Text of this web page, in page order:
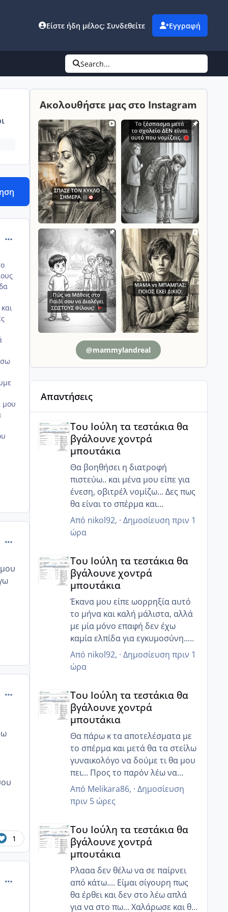
Είστε ήδη μέλος; Συνδεθείτε Εγγραφή
Search...
comment_997795
μου
comment_997870
comment_997873
1
comment_997897
Ακολουθήστε μας στο Instagram
@mammylandreal
Απαντήσεις
Του Ιούλη τα τεστάκια θα
βγάλουνε χοντρά
μπουτάκια
Θα βοηθήσει η διατροφή
πιστεύω.. και μένα μου είπε για
ένεση, οβιτρέλ νομίζω... Δες πως
θα είναι το σπέρμα και
ενημέρωσε! Ελπίζω να έχεις καλά
αποτελέσματα 💘
Από nikol92, · Δημοσίευση πριν 1
ώρα
Του Ιούλη τα τεστάκια θα
βγάλουνε χοντρά
μπουτάκια
Έκανα μου είπε ωορρηξία αυτό
το μήνα και καλή μάλιστα, αλλά
με μία μόνο επαφή δεν έχω
καμία ελπίδα για εγκυμοσύνη..
τουλάχιστον τώρα ο άντρας μου
κατάλαβε ότι πρέπει να πάμε πιο
στοχευμένα, αλλιώς ζορίζουν τα
Από nikol92, · Δημοσίευση πριν 1
ώρα
Του Ιούλη τα τεστάκια θα
βγάλουνε χοντρά
μπουτάκια
Θα πάρω κ τα αποτελέσματα με
το σπέρμα και μετά θα τα στείλω
γυναικολόγο να δούμε τι θα μου
πει... Προς το παρόν λέω να
χαλαρώσω όσο μπορώ και να
προσπαθήσω με διατροφή και
κάτι ενέσακια να ρυθμίσω αυτά
σε όλες μας αυτό που
επιθυμούμε τόσο πολύ!!
Από Melikara86, · Δημοσίευση
πριν 5 ώρες
Του Ιούλη τα τεστάκια θα
βγάλουνε χοντρά
μπουτάκια
Ρλααα δεν θέλω να σε παίρνει
από κάτω.... Είμαι σίγουρη πως
θα έρθει και δεν στο λέω απλά
για να στο πω... Χαλάρωσε και θα